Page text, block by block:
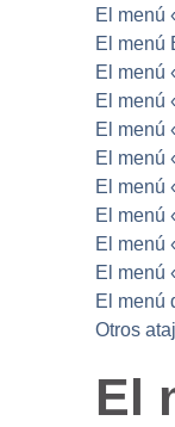
El menú
El menú
El menú
El menú
El menú
El menú
El menú
El menú
El menú
El menú
El menú
Otros
El